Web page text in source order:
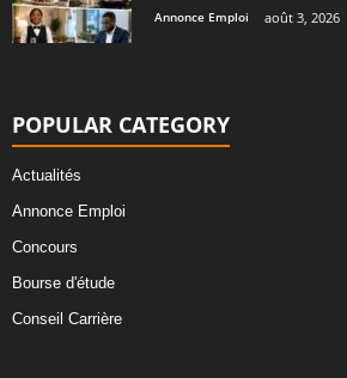
Annonce Emploi août 3, 2026
POPULAR CATEGORY
Actualités
Annonce Emploi
Concours
Bourse d'étude
Conseil Carrière